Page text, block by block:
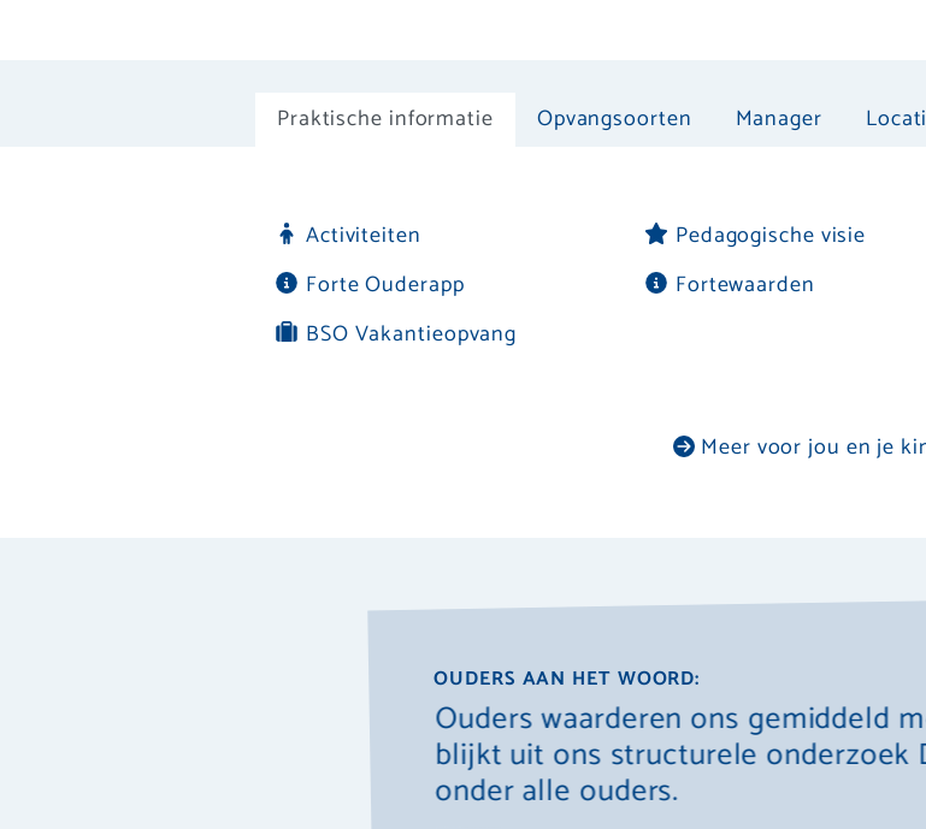
Praktische informatie Opvangsoorten Manager
Activiteiten
Pedagogische visie
Forte Ouderapp
Fortewaarden
BSO Vakantieopvang
Meer voor jou en je
OUDERS AAN HET WOORD:
Ouders waarderen ons gemiddeld
blijkt uit ons structurele onderzoek
onder alle ouders.